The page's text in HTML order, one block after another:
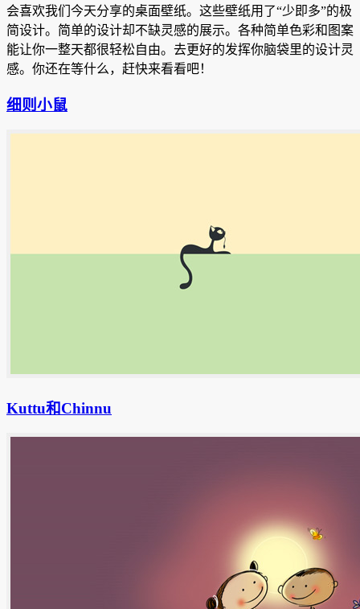
会喜欢我们今天分享的桌面壁纸。这些壁纸用了“少即多”的极
简设计。简单的设计却不缺灵感的展示。各种简单色彩和图案
能让你一整天都很轻松自由。去更好的发挥你脑袋里的设计灵
感。你还在等什么，赶快来看看吧！
细则小鼠
Kuttu和Chinnu